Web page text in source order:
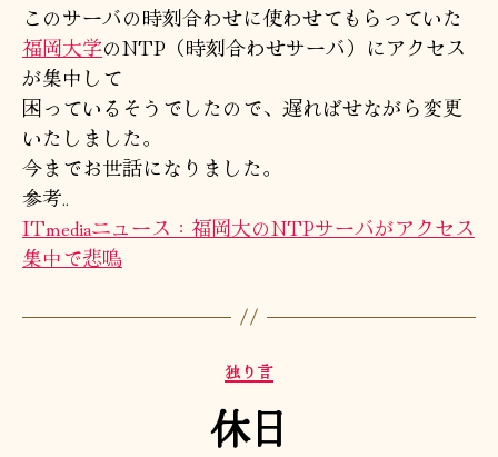
このサーバの時刻合わせに使わせてもらっていた
福岡大学のNTP（時刻合わせサーバ）にアクセス
が集中して
困っているそうでしたので、遅ればせながら変更
いたしました。
今までお世話になりました。
参考..
ITmediaニュース：福岡大のNTPサーバがアクセス
集中で悲鳴
カ
テ
ゴ
リ
独り言
休日